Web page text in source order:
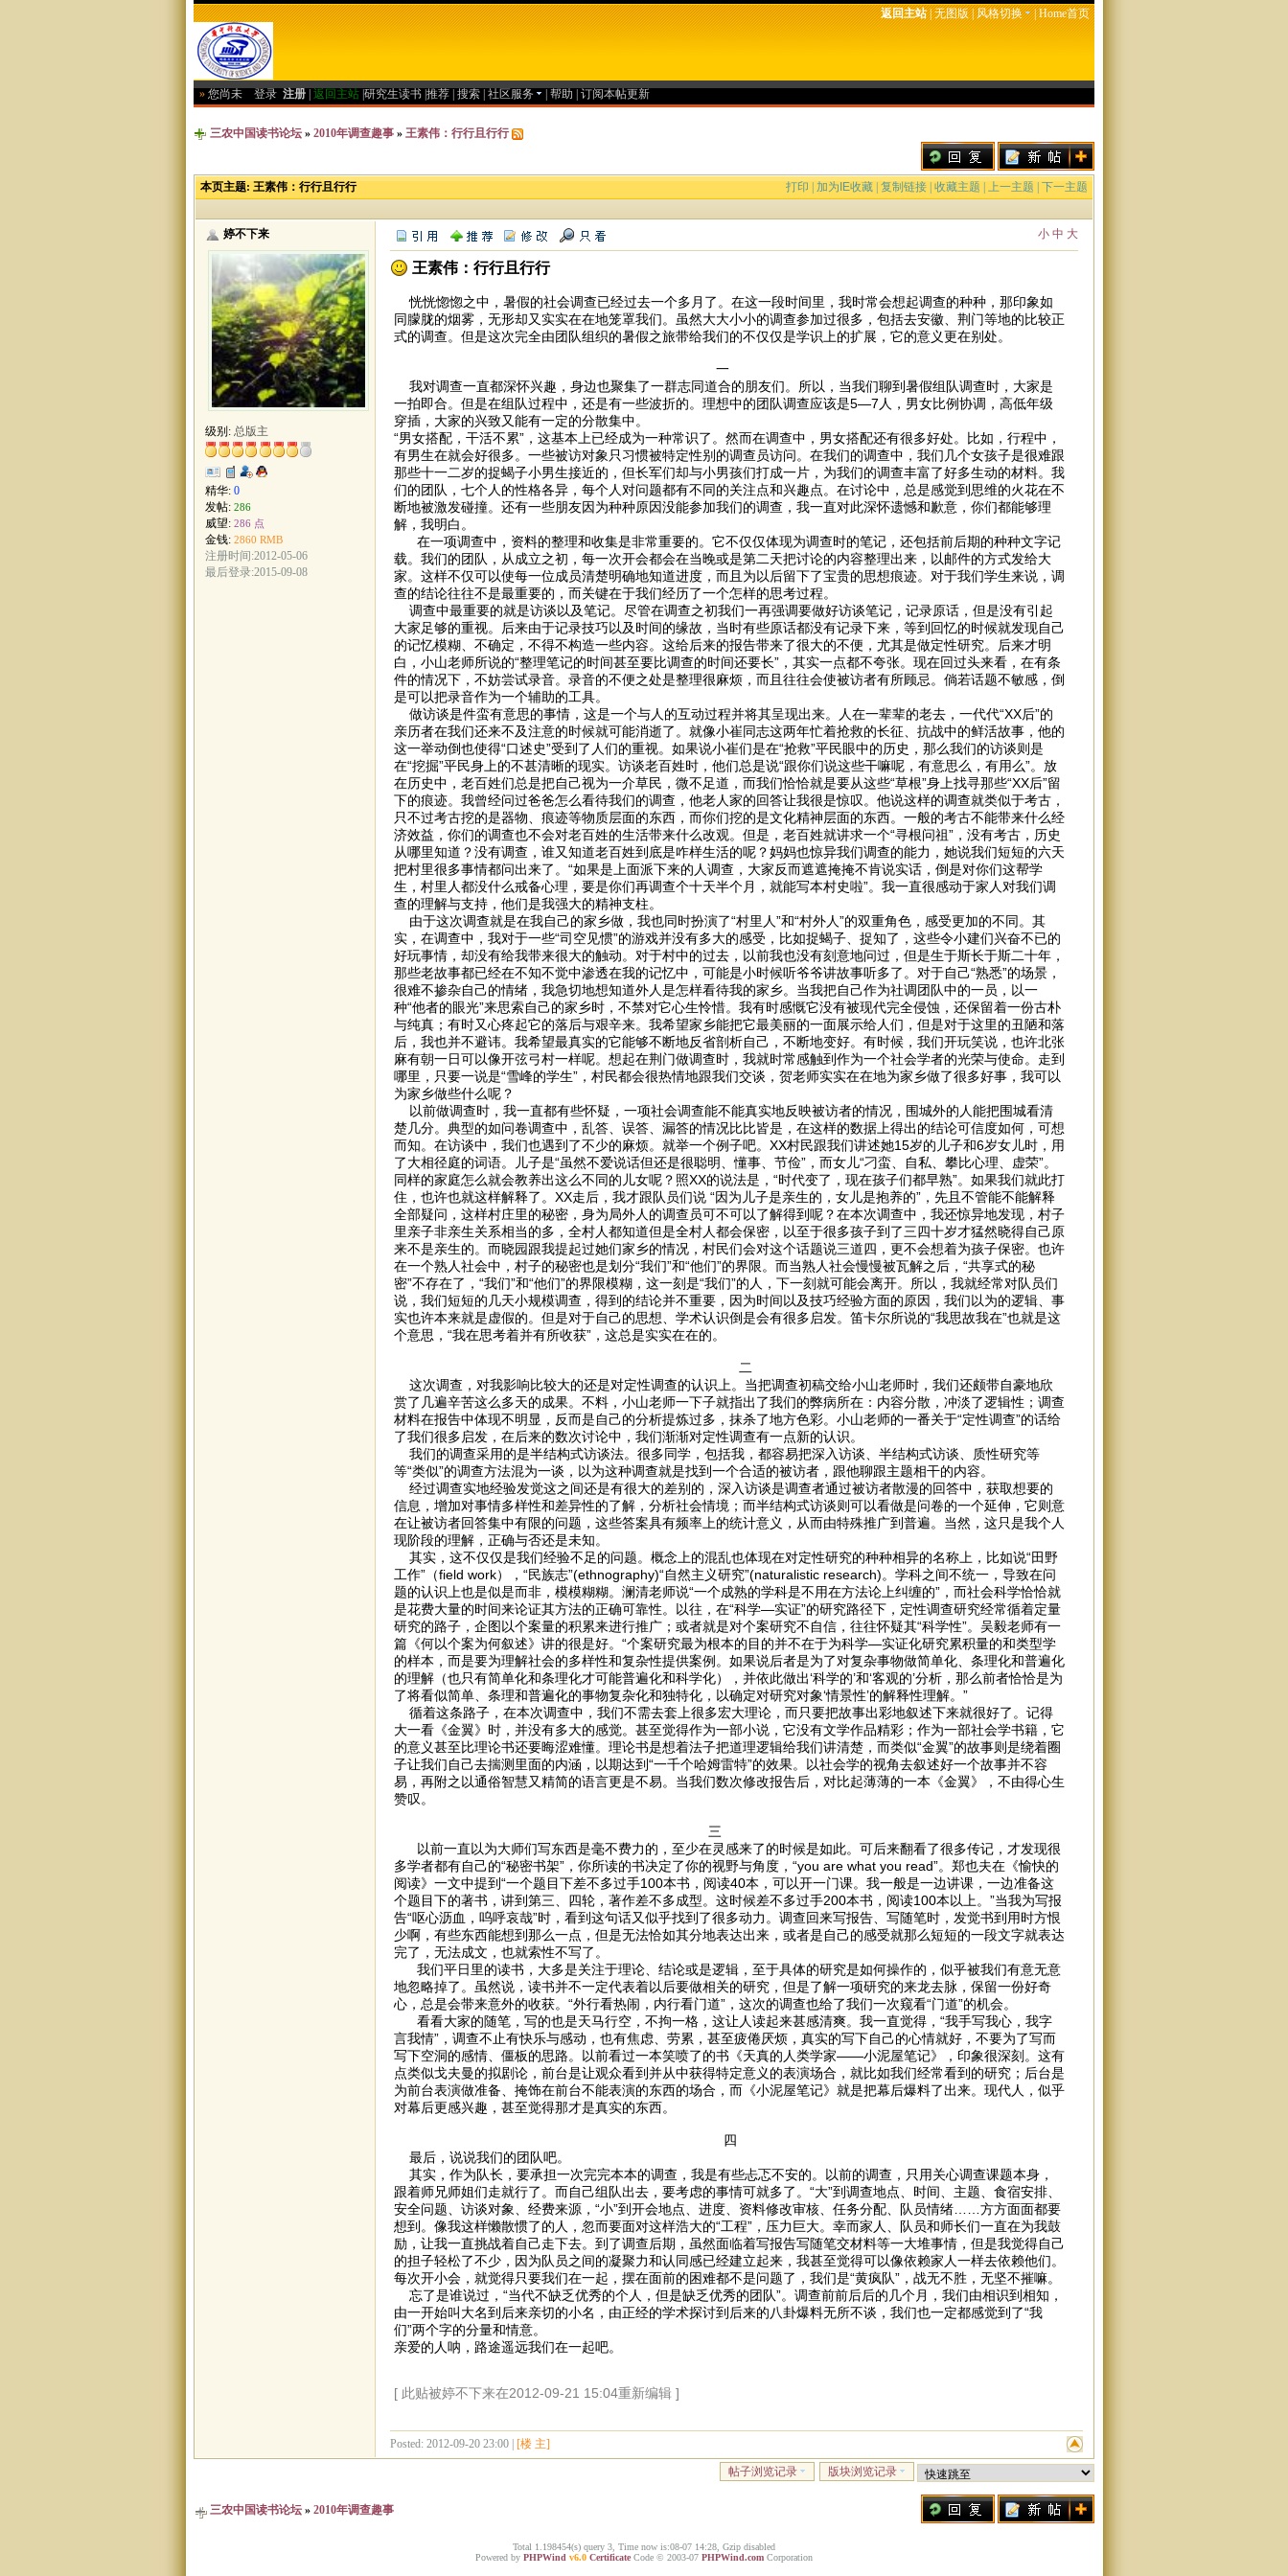
返回主站|无图版|风格切换 |Home首页
» 您尚未 登录 注册 返回主站 研究生读书 推荐 搜索 社区服务 帮助 订阅本帖更新
三农中国读书论坛 » 2010年调查趣事 » 王素伟：行行且行行
本页主题: 王素伟：行行且行行 打印 | 加为IE收藏 |复制链接 |收藏主题 | 上一主题 |下一主题
婷不下来
级别: 总版主
精华: 0
发帖: 286
威望: 286 点
金钱: 2860 RMB
注册时间:2012-05-06
最后登录:2015-09-08
小 中 大
王素伟：行行且行行
恍恍惚惚之中，暑假的社会调查已经过去一个多月了。在这一段时间里，我时常会想起调查的种种，那印象如
同朦胧的烟雾，无形却又实实在在地笼罩我们。虽然大大小小的调查参加过很多，包括去安徽、荆门等地的比较正
式的调查。但是这次完全由团队组织的暑假之旅带给我们的不仅仅是学识上的扩展，它的意义更在别处。
一
我对调查一直都深怀兴趣，身边也聚集了一群志同道合的朋友们。所以，当我们聊到暑假组队调查时，大家是
一拍即合。但是在组队过程中，还是有一些波折的。理想中的团队调查应该是5—7人，男女比例协调，高低年级
穿插，大家的兴致又能有一定的分散集中。
“男女搭配，干活不累”，这基本上已经成为一种常识了。然而在调查中，男女搭配还有很多好处。比如，行程中，
有男生在就会好很多。一些被访对象只习惯被特定性别的调查员访问。在我们的调查中，我们几个女孩子是很难跟
那些十一二岁的捉蝎子小男生接近的，但长军们却与小男孩们打成一片，为我们的调查丰富了好多生动的材料。我
们的团队，七个人的性格各异，每个人对问题都有不同的关注点和兴趣点。在讨论中，总是感觉到思维的火花在不
断地被激发碰撞。还有一些朋友因为种种原因没能参加我们的调查，我一直对此深怀遗憾和歉意，你们都能够理
解，我明白。
在一项调查中，资料的整理和收集是非常重要的。它不仅仅体现为调查时的笔记，还包括前后期的种种文字记
载。我们的团队，从成立之初，每一次开会都会在当晚或是第二天把讨论的内容整理出来，以邮件的方式发给大
家。这样不仅可以使每一位成员清楚明确地知道进度，而且为以后留下了宝贵的思想痕迹。对于我们学生来说，调
查的结论往往不是最重要的，而关键在于我们经历了一个怎样的思考过程。
调查中最重要的就是访谈以及笔记。尽管在调查之初我们一再强调要做好访谈笔记，记录原话，但是没有引起
大家足够的重视。后来由于记录技巧以及时间的缘故，当时有些原话都没有记录下来，等到回忆的时候就发现自己
的记忆模糊、不确定，不得不构造一些内容。这给后来的报告带来了很大的不便，尤其是做定性研究。后来才明
白，小山老师所说的“整理笔记的时间甚至要比调查的时间还要长”，其实一点都不夸张。现在回过头来看，在有条
件的情况下，不妨尝试录音。录音的不便之处是整理很麻烦，而且往往会使被访者有所顾忌。倘若话题不敏感，倒
是可以把录音作为一个辅助的工具。
做访谈是件蛮有意思的事情，这是一个与人的互动过程并将其呈现出来。人在一辈辈的老去，一代代“XX后”的
亲历者在我们还来不及注意的时候就可能消逝了。就像小崔同志这两年忙着抢救的长征、抗战中的鲜活故事，他的
这一举动倒也使得“口述史”受到了人们的重视。如果说小崔们是在“抢救”平民眼中的历史，那么我们的访谈则是
在“挖掘”平民身上的不甚清晰的现实。访谈老百姓时，他们总是说“跟你们说这些干嘛呢，有意思么，有用么”。放
在历史中，老百姓们总是把自己视为一介草民，微不足道，而我们恰恰就是要从这些“草根”身上找寻那些“XX后”留
下的痕迹。我曾经问过爸爸怎么看待我们的调查，他老人家的回答让我很是惊叹。他说这样的调查就类似于考古，
只不过考古挖的是器物、痕迹等物质层面的东西，而你们挖的是文化精神层面的东西。一般的考古不能带来什么经
济效益，你们的调查也不会对老百姓的生活带来什么改观。但是，老百姓就讲求一个“寻根问祖”，没有考古，历史
从哪里知道？没有调查，谁又知道老百姓到底是咋样生活的呢？妈妈也惊异我们调查的能力，她说我们短短的六天
把村里很多事情都问出来了。“如果是上面派下来的人调查，大家反而遮遮掩掩不肯说实话，倒是对你们这帮学
生，村里人都没什么戒备心理，要是你们再调查个十天半个月，就能写本村史啦”。我一直很感动于家人对我们调
查的理解与支持，他们是我强大的精神支柱。
由于这次调查就是在我自己的家乡做，我也同时扮演了“村里人”和“村外人”的双重角色，感受更加的不同。其
实，在调查中，我对于一些“司空见惯”的游戏并没有多大的感受，比如捉蝎子、捉知了，这些令小建们兴奋不已的
好玩事情，却没有给我带来很大的触动。对于村中的过去，以前我也没有刻意地问过，但是生于斯长于斯二十年，
那些老故事都已经在不知不觉中渗透在我的记忆中，可能是小时候听爷爷讲故事听多了。对于自己“熟悉”的场景，
很难不掺杂自己的情绪，我急切地想知道外人是怎样看待我的家乡。当我把自己作为社调团队中的一员，以一
种“他者的眼光”来思索自己的家乡时，不禁对它心生怜惜。我有时感慨它没有被现代完全侵蚀，还保留着一份古朴
与纯真；有时又心疼起它的落后与艰辛来。我希望家乡能把它最美丽的一面展示给人们，但是对于这里的丑陋和落
后，我也并不避讳。我希望最真实的它能够不断地反省剖析自己，不断地变好。有时候，我们开玩笑说，也许北张
麻有朝一日可以像开弦弓村一样呢。想起在荆门做调查时，我就时常感触到作为一个社会学者的光荣与使命。走到
哪里，只要一说是“雪峰的学生”，村民都会很热情地跟我们交谈，贺老师实实在在地为家乡做了很多好事，我可以
为家乡做些什么呢？
以前做调查时，我一直都有些怀疑，一项社会调查能不能真实地反映被访者的情况，围城外的人能把围城看清
楚几分。典型的如问卷调查中，乱答、误答、漏答的情况比比皆是，在这样的数据上得出的结论可信度如何，可想
而知。在访谈中，我们也遇到了不少的麻烦。就举一个例子吧。XX村民跟我们讲述她15岁的儿子和6岁女儿时，用
了大相径庭的词语。儿子是“虽然不爱说话但还是很聪明、懂事、节俭”，而女儿“刁蛮、自私、攀比心理、虚荣”。
同样的家庭怎么就会教养出这么不同的儿女呢？照XX的说法是，“时代变了，现在孩子们都早熟”。如果我们就此打
住，也许也就这样解释了。XX走后，我才跟队员们说 “因为儿子是亲生的，女儿是抱养的”，先且不管能不能解释
全部疑问，这样村庄里的秘密，身为局外人的调查员可不可以了解得到呢？在本次调查中，我还惊异地发现，村子
里亲子非亲生关系相当的多，全村人都知道但是全村人都会保密，以至于很多孩子到了三四十岁才猛然晓得自己原
来不是亲生的。而晓园跟我提起过她们家乡的情况，村民们会对这个话题说三道四，更不会想着为孩子保密。也许
在一个熟人社会中，村子的秘密也是划分“我们”和“他们”的界限。而当熟人社会慢慢被瓦解之后，“共享式的秘
密”不存在了，“我们”和“他们”的界限模糊，这一刻是“我们”的人，下一刻就可能会离开。所以，我就经常对队员们
说，我们短短的几天小规模调查，得到的结论并不重要，因为时间以及技巧经验方面的原因，我们以为的逻辑、事
实也许本来就是虚假的。但是对于自己的思想、学术认识倒是会有很多启发。笛卡尔所说的“我思故我在”也就是这
个意思，“我在思考着并有所收获”，这总是实实在在的。
二
这次调查，对我影响比较大的还是对定性调查的认识上。当把调查初稿交给小山老师时，我们还颇带自豪地欣
赏了几遍辛苦这么多天的成果。不料，小山老师一下子就指出了我们的弊病所在：内容分散，冲淡了逻辑性；调查
材料在报告中体现不明显，反而是自己的分析提炼过多，抹杀了地方色彩。小山老师的一番关于“定性调查”的话给
了我们很多启发，在后来的数次讨论中，我们渐渐对定性调查有一点新的认识。
我们的调查采用的是半结构式访谈法。很多同学，包括我，都容易把深入访谈、半结构式访谈、质性研究等
等“类似”的调查方法混为一谈，以为这种调查就是找到一个合适的被访者，跟他聊跟主题相干的内容。
经过调查实地经验发觉这之间还是有很大的差别的，深入访谈是调查者通过被访者散漫的回答中，获取想要的
信息，增加对事情多样性和差异性的了解，分析社会情境；而半结构式访谈则可以看做是问卷的一个延伸，它则意
在让被访者回答集中有限的问题，这些答案具有频率上的统计意义，从而由特殊推广到普遍。当然，这只是我个人
现阶段的理解，正确与否还是未知。
其实，这不仅仅是我们经验不足的问题。概念上的混乱也体现在对定性研究的种种相异的名称上，比如说“田野
工作”（field work），“民族志”(ethnography)“自然主义研究”(naturalistic research)。学科之间不统一，导致在问
题的认识上也是似是而非，模模糊糊。澜清老师说“一个成熟的学科是不用在方法论上纠缠的”，而社会科学恰恰就
是花费大量的时间来论证其方法的正确可靠性。以往，在“科学—实证”的研究路径下，定性调查研究经常循着定量
研究的路子，企图以个案量的积累来进行推广；或者就是对个案研究不自信，往往怀疑其“科学性”。吴毅老师有一
篇《何以个案为何叙述》讲的很是好。“个案研究最为根本的目的并不在于为科学—实证化研究累积量的和类型学
的样本，而是要为理解社会的多样性和复杂性提供案例。如果说后者是为了对复杂事物做简单化、条理化和普遍化
的理解（也只有简单化和条理化才可能普遍化和科学化），并依此做出‘科学的’和‘客观的’分析，那么前者恰恰是为
了将看似简单、条理和普遍化的事物复杂化和独特化，以确定对研究对象‘情景性’的解释性理解。”
循着这条路子，在本次调查中，我们不需去套上很多宏大理论，而只要把故事出彩地叙述下来就很好了。记得
大一看《金翼》时，并没有多大的感觉。甚至觉得作为一部小说，它没有文学作品精彩；作为一部社会学书籍，它
的意义甚至比理论书还要晦涩难懂。理论书是想着法子把道理逻辑给我们讲清楚，而类似“金翼”的故事则是绕着圈
子让我们自己去揣测里面的内涵，以期达到“一千个哈姆雷特”的效果。以社会学的视角去叙述好一个故事并不容
易，再附之以通俗智慧又精简的语言更是不易。当我们数次修改报告后，对比起薄薄的一本《金翼》，不由得心生
赞叹。
三
以前一直以为大师们写东西是毫不费力的，至少在灵感来了的时候是如此。可后来翻看了很多传记，才发现很
多学者都有自己的“秘密书架”，你所读的书决定了你的视野与角度，“you are what you read”。郑也夫在《愉快的
阅读》一文中提到“一个题目下差不多过手100本书，阅读40本，可以开一门课。我一般是一边讲课，一边准备这
个题目下的著书，讲到第三、四轮，著作差不多成型。这时候差不多过手200本书，阅读100本以上。”当我为写报
告“呕心沥血，呜呼哀哉”时，看到这句话又似乎找到了很多动力。调查回来写报告、写随笔时，发觉书到用时方恨
少啊，有些东西能想到那么一点，但是无法恰如其分地表达出来，或者是自己的感受就那么短短的一段文字就表达
完了，无法成文，也就索性不写了。
我们平日里的读书，大多是关注于理论、结论或是逻辑，至于具体的研究是如何操作的，似乎被我们有意无意
地忽略掉了。虽然说，读书并不一定代表着以后要做相关的研究，但是了解一项研究的来龙去脉，保留一份好奇
心，总是会带来意外的收获。“外行看热闹，内行看门道”，这次的调查也给了我们一次窥看“门道”的机会。
看看大家的随笔，写的也是天马行空，不拘一格，这让人读起来甚感清爽。我一直觉得，“我手写我心，我字
言我情”，调查不止有快乐与感动，也有焦虑、劳累，甚至疲倦厌烦，真实的写下自己的心情就好，不要为了写而
写下空洞的感情、僵板的思路。以前看过一本笑喷了的书《天真的人类学家——小泥屋笔记》，印象很深刻。这有
点类似戈夫曼的拟剧论，前台是让观众看到并从中获得特定意义的表演场合，就比如我们经常看到的研究；后台是
为前台表演做准备、掩饰在前台不能表演的东西的场合，而《小泥屋笔记》就是把幕后爆料了出来。现代人，似乎
对幕后更感兴趣，甚至觉得那才是真实的东西。
四
最后，说说我们的团队吧。
其实，作为队长，要承担一次完完本本的调查，我是有些忐忑不安的。以前的调查，只用关心调查课题本身，
跟着师兄师姐们走就行了。而自己组队出去，要考虑的事情可就多了。“大”到调查地点、时间、主题、食宿安排、
安全问题、访谈对象、经费来源，“小”到开会地点、进度、资料修改审核、任务分配、队员情绪……方方面面都要
想到。像我这样懒散惯了的人，忽而要面对这样浩大的“工程”，压力巨大。幸而家人、队员和师长们一直在为我鼓
励，让我一直挑战着自己走下去。到了调查后期，虽然面临着写报告写随笔交材料等一大堆事情，但是我觉得自己
的担子轻松了不少，因为队员之间的凝聚力和认同感已经建立起来，我甚至觉得可以像依赖家人一样去依赖他们。
每次开小会，就觉得只要我们在一起，摆在面前的困难都不是问题了，我们是“黄疯队”，战无不胜，无坚不摧嘛。
忘了是谁说过，“当代不缺乏优秀的个人，但是缺乏优秀的团队”。调查前前后后的几个月，我们由相识到相知，
由一开始叫大名到后来亲切的小名，由正经的学术探讨到后来的八卦爆料无所不谈，我们也一定都感觉到了“我
们”两个字的分量和情意。
亲爱的人呐，路途遥远我们在一起吧。
[ 此贴被婷不下来在2012-09-21 15:04重新编辑 ]
Posted: 2012-09-20 23:00 | [楼 主]
帖子浏览记录 版块浏览记录
三农中国读书论坛 » 2010年调查趣事
Total 1.198454(s) query 3, Time now is:08-07 14:28, Gzip disabled
Powered by PHPWind v6.0 Certificate Code © 2003-07 PHPWind.com Corporation